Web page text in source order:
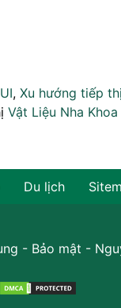
, Xu hướng tiếp thị
Vật Liệu Nha Khoa
Du lịch
- Bảo mật -